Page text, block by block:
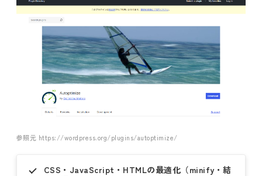
参照元 https://wordpress.org/plugins/autoptimize/
CSS・JavaScript・HTMLの最適化（minify・結